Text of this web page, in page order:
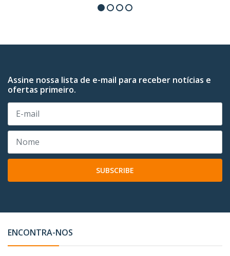
Assine nossa lista de e-mail para receber notícias e
ofertas primeiro.
SUBSCRIBE
ENCONTRA-NOS